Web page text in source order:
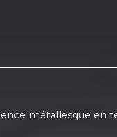
métallesque en